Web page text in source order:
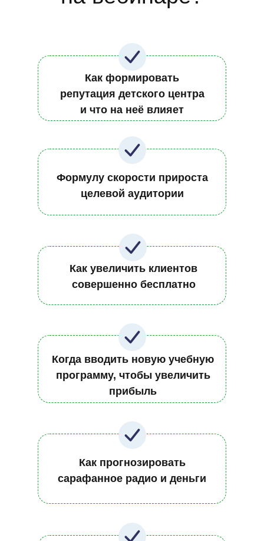
Как формировать
репутация детского центра
и что на неё влияет
Как увеличить клиентов
совершенно бесплатно
Когда вводить новую учебную
программу, чтобы увеличить
прибыль
Как прогнозировать
сарафанное радио и деньги
Формулу скорости прироста
целевой аудитории